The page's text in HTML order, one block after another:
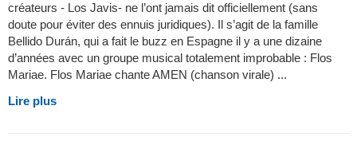
créateurs - Los Javis- ne l’ont jamais dit officiellement (sans
doute pour éviter des ennuis juridiques). Il s’agit de la famille
Bellido Durán, qui a fait le buzz en Espagne il y a une dizaine
d’années avec un groupe musical totalement improbable : Flos
Mariae. Flos Mariae chante AMEN (chanson virale) ...
Lire plus